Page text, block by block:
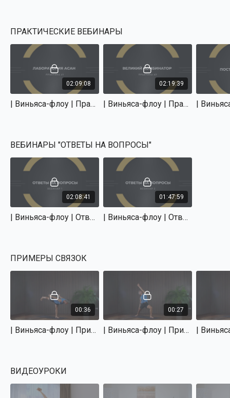
Желаем Вам успехов!
ПРАКТИЧЕСКИЕ ВЕБИНАРЫ
02:09:08
| Виньяса-флоу | Практика 1 | Лаборатория асан | Татьяна Маркелова
02:19:39
| Виньяса-флоу | Практика 2 | Великий комбинатор | Сергей Баранов
ВЕБИНАРЫ "ОТВЕТЫ НА ВОПРОСЫ"
02:08:41
| Виньяса-флоу | Ответы на вопросы | Вебинар 1
01:47:59
| Виньяса-флоу | Ответы на вопросы | Вебинар 2
ПРИМЕРЫ СВЯЗОК
00:36
| Виньяса-флоу | Примеры связок | Связывать подобное с подобным | Видео 1
00:27
| Виньяса-флоу | Примеры связок | Связывать подобное с подобным | Видео 2
ВИДЕОУРОКИ